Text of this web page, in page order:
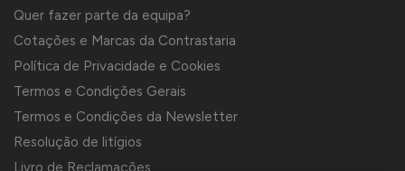
Quer fazer parte da equipa?
Cotações e Marcas da Contrastaria
Política de Privacidade e Cookies
Termos e Condições Gerais
Termos e Condições da Newsletter
Resolução de litígios
Livro de Reclamações